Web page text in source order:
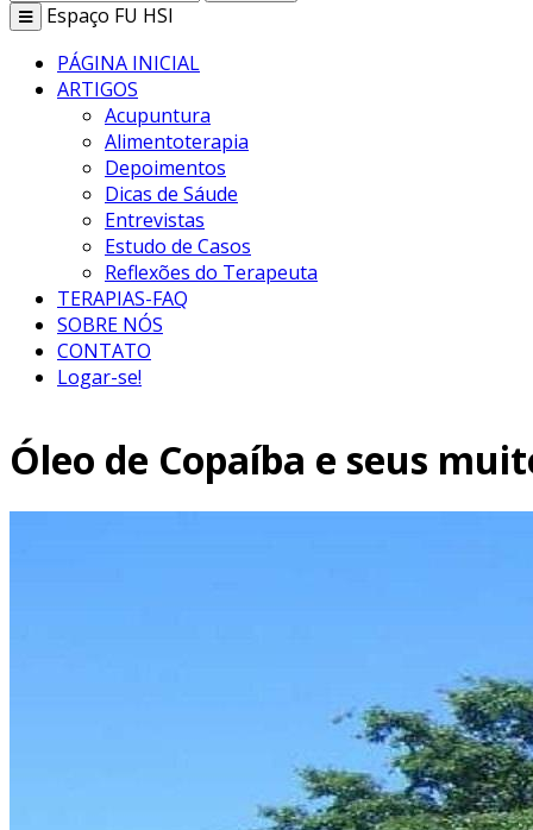
Toggle
navigation
Espaço FU HSI
PÁGINA INICIAL
ARTIGOS
Acupuntura
Alimentoterapia
Depoimentos
Dicas de Sáude
Entrevistas
Estudo de Casos
Reflexões do Terapeuta
TERAPIAS-FAQ
SOBRE NÓS
CONTATO
Logar-se!
Óleo de Copaíba e seus